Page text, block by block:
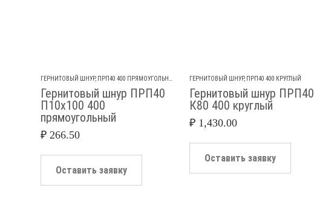
ГЕРНИТОВЫЙ ШНУР, ПРП40 400 ПРЯМОУГОЛЬНЫЙ
Гернитовый шнур ПРП40
П10х100 400
прямоугольный
₽ 266.50
Оставить заявку
ГЕРНИТОВЫЙ ШНУР, ПРП40 400 КРУГЛЫЙ
Гернитовый шнур ПРП40
К80 400 круглый
₽ 1,430.00
Оставить заявку